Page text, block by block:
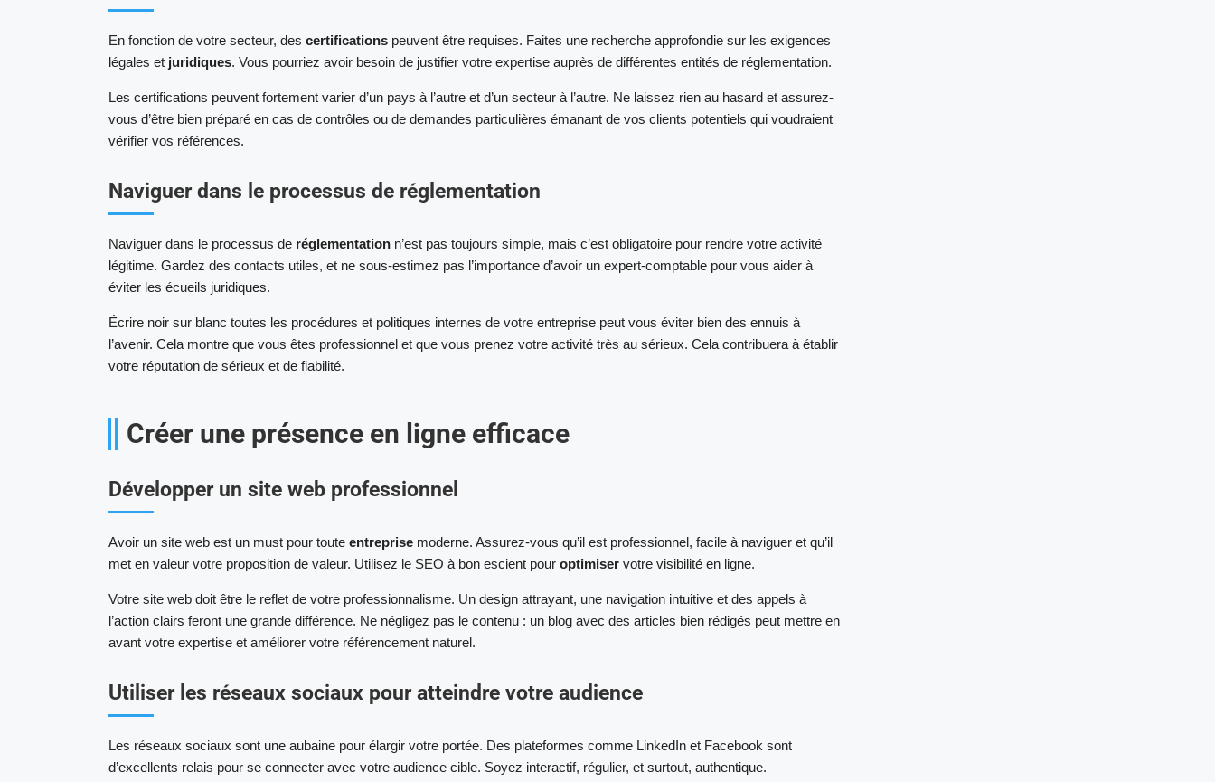
En fonction de votre secteur, des certifications peuvent être requises. Faites une recherche approfondie sur les exigences
légales et juridiques. Vous pourriez avoir besoin de justifier votre expertise auprès de différentes entités de réglementation.
Les certifications peuvent fortement varier d’un pays à l’autre et d’un secteur à l’autre. Ne laissez rien au hasard et assurez-
vous d’être bien préparé en cas de contrôles ou de demandes particulières émanant de vos clients potentiels qui voudraient
vérifier vos références.
Naviguer dans le processus de réglementation
Naviguer dans le processus de réglementation n’est pas toujours simple, mais c’est obligatoire pour rendre votre activité
légitime. Gardez des contacts utiles, et ne sous-estimez pas l’importance d’avoir un expert-comptable pour vous aider à
éviter les écueils juridiques.
Écrire noir sur blanc toutes les procédures et politiques internes de votre entreprise peut vous éviter bien des ennuis à
l’avenir. Cela montre que vous êtes professionnel et que vous prenez votre activité très au sérieux. Cela contribuera à établir
votre réputation de sérieux et de fiabilité.
Créer une présence en ligne efficace
Développer un site web professionnel
Avoir un site web est un must pour toute entreprise moderne. Assurez-vous qu’il est professionnel, facile à naviguer et qu’il
met en valeur votre proposition de valeur. Utilisez le SEO à bon escient pour optimiser votre visibilité en ligne.
Votre site web doit être le reflet de votre professionnalisme. Un design attrayant, une navigation intuitive et des appels à
l’action clairs feront une grande différence. Ne négligez pas le contenu : un blog avec des articles bien rédigés peut mettre en
avant votre expertise et améliorer votre référencement naturel.
Utiliser les réseaux sociaux pour atteindre votre audience
Les réseaux sociaux sont une aubaine pour élargir votre portée. Des plateformes comme LinkedIn et Facebook sont
d’excellents relais pour se connecter avec votre audience cible. Soyez interactif, régulier, et surtout, authentique.